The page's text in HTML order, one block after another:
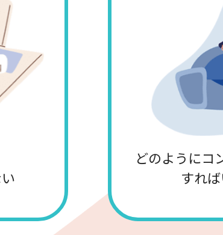
どのようにコ
すれ